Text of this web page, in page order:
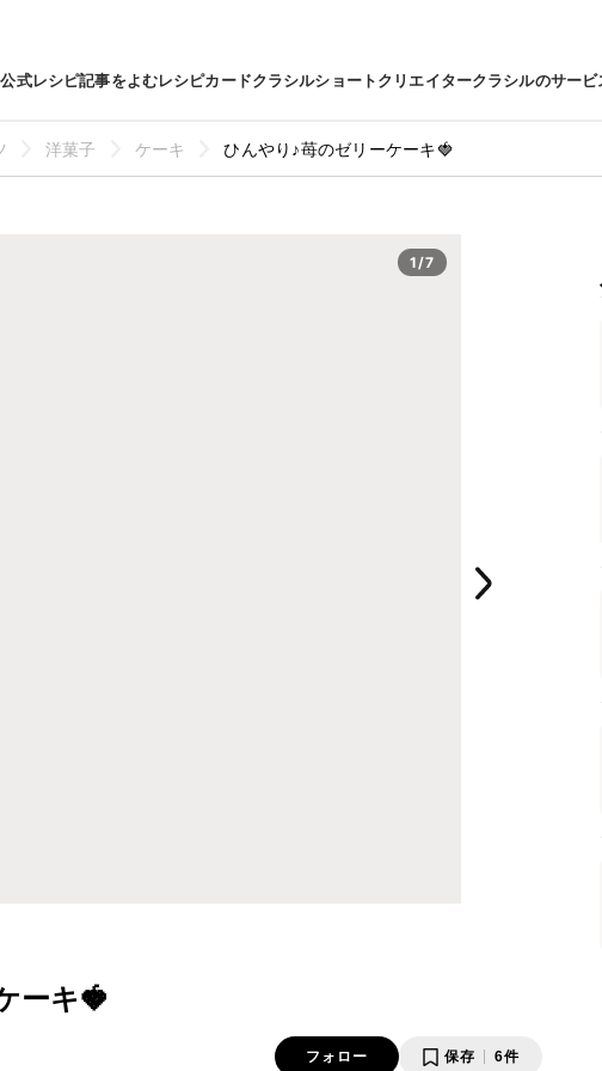
公式レシピ記事をよむレシピカードクラシルショートクリエイタークラシルのサービ
洋菓子 ケーキ ひんやり♪苺のゼリーケーキ🍓
1/7
ーキ🍓
フォロー 保存 6件